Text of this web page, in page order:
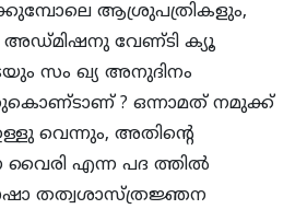
ആശ്രുപത്രികളും,
വേണ്‌ടി ക്യൂ
സം ഖ്യ അനുദിനം
? ഒന്നാമത്‌ നമുക്ക്‌
വെന്നും, അതിന്റെ
വൈരി എന്ന പദ ത്തില്‍
തത്വശാസ്‌ത്രജ്ഞന